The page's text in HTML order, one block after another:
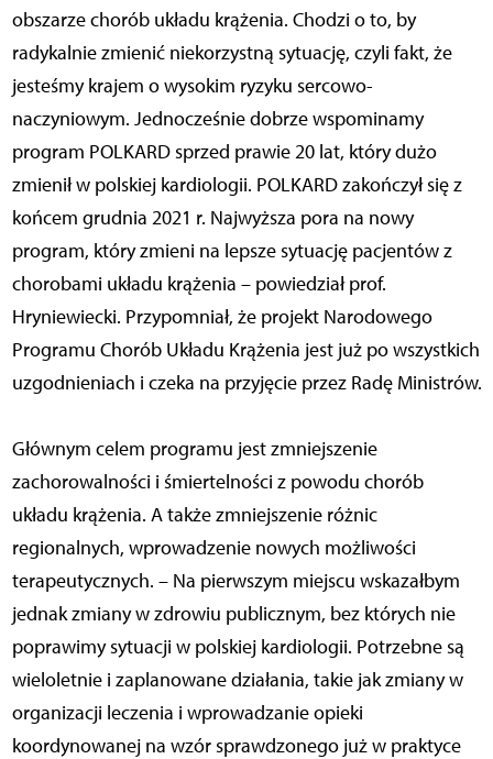
obszarze chorób układu krążenia. Chodzi o to, by
radykalnie zmienić niekorzystną sytuację, czyli fakt, że
jesteśmy krajem o wysokim ryzyku sercowo-
naczyniowym. Jednocześnie dobrze wspominamy
program POLKARD sprzed prawie 20 lat, który dużo
zmienił w polskiej kardiologii. POLKARD zakończył się z
końcem grudnia 2021 r. Najwyższa pora na nowy
program, który zmieni na lepsze sytuację pacjentów z
chorobami układu krążenia – powiedział prof.
Hryniewiecki. Przypomniał, że projekt Narodowego
Programu Chorób Układu Krążenia jest już po wszystkich
uzgodnieniach i czeka na przyjęcie przez Radę Ministrów.
Głównym celem programu jest zmniejszenie
zachorowalności i śmiertelności z powodu chorób
układu krążenia. A także zmniejszenie różnic
regionalnych, wprowadzenie nowych możliwości
terapeutycznych. – Na pierwszym miejscu wskazałbym
jednak zmiany w zdrowiu publicznym, bez których nie
poprawimy sytuacji w polskiej kardiologii. Potrzebne są
wieloletnie i zaplanowane działania, takie jak zmiany w
organizacji leczenia i wprowadzanie opieki
koordynowanej na wzór sprawdzonego już w praktyce